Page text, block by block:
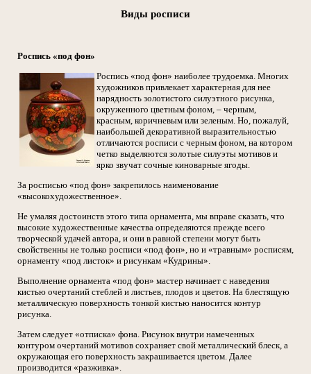
Виды росписи
Роспись «под фон»
Роспись «под фон» наиболее трудоемка. Многих
художников привлекает характерная для нее
нарядность золотистого силуэтного рисунка,
окруженного цветным фоном, – черным,
красным, коричневым или зеленым. Но, пожалуй,
наибольшей декоративной выразительностью
отличаются росписи с черным фоном, на котором
четко выделяются золотые силуэты мотивов и
ярко звучат сочные киноварные ягоды.
За росписью «под фон» закрепилось наименование
«высокохудожественное».
Не умаляя достоинств этого типа орнамента, мы вправе сказать, что
высокие художественные качества определяются прежде всего
творческой удачей автора, и они в равной степени могут быть
свойственны не только росписи «под фон», но и «травным» росписям,
орнаменту «под листок» и рисункам «Кудрины».
Выполнение орнамента «под фон» мастер начинает с наведения
кистью очертаний стеблей и листьев, плодов и цветов. На блестящую
металлическую поверхность тонкой кистью наносится контур
рисунка.
Затем следует «отписка» фона. Рисунок внутри намеченных
контуром очертаний мотивов сохраняет свой металлический блеск, а
окружающая его поверхность закрашивается цветом. Далее
производится «разживка».